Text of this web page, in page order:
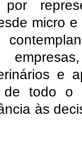
micro
e
de todo o
às